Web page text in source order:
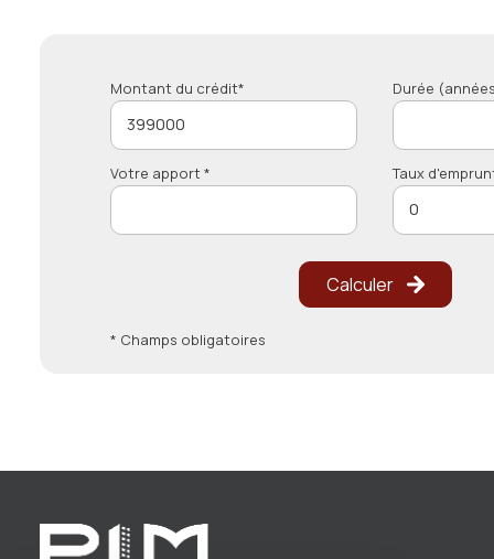
Montant du crédit* Durée
Votre apport * Taux
Calculer
* Champs obligatoires